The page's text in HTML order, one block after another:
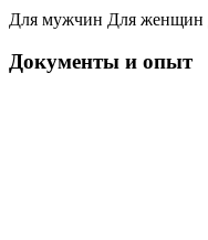
Для мужчин Для женщин
Документы и опыт